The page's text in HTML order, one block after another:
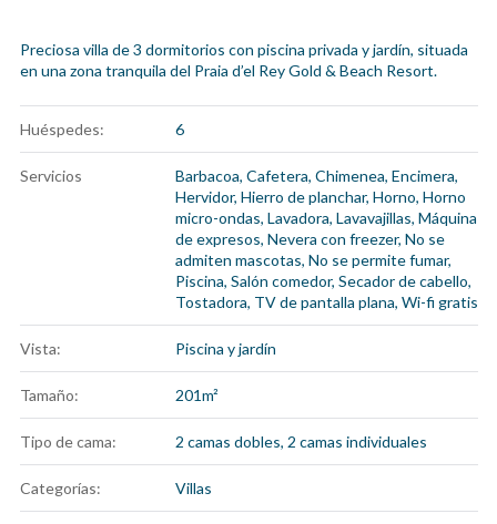
Preciosa villa de 3 dormitorios con piscina privada y jardín, situada
en una zona tranquila del Praia d’el Rey Gold & Beach Resort.
Huéspedes: 6
Servicios Barbacoa, Cafetera, Chimenea, Encimera,
Hervidor, Hierro de planchar, Horno, Horno
micro-ondas, Lavadora, Lavavajillas, Máquina
de expresos, Nevera con freezer, No se
admiten mascotas, No se permite fumar,
Piscina, Salón comedor, Secador de cabello,
Tostadora, TV de pantalla plana, Wi-fi gratis
Vista: Piscina y jardín
Tamaño: 201m²
Tipo de cama: 2 camas dobles, 2 camas individuales
Categorías: Villas